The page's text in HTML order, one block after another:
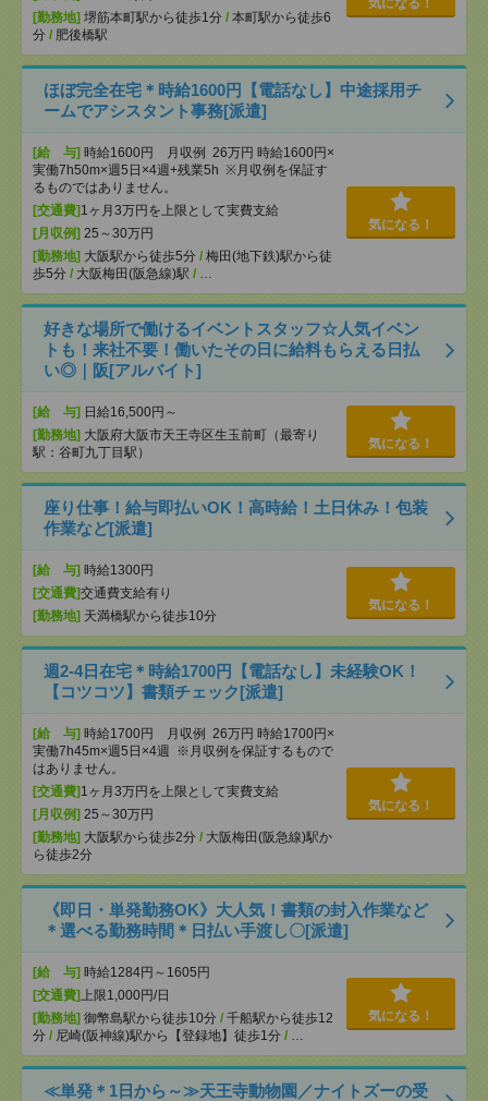
[勤務地] 堺筋本町駅から徒歩1分 / 本町駅から徒歩6
分 / 肥後橋駅
気になる！
ほぼ完全在宅＊時給1600円【電話なし】中途採用チ
ームでアシスタント事務[派遣]
[給 与] 時給1600円 月収例 26万円 時給1600円×
実働7h50m×週5日×4週+残業5h ※月収例を保証す
るものではありません。
[交通費] 1ヶ月3万円を上限として実費支給
[月収例] 25～30万円
[勤務地] 大阪駅から徒歩5分 / 梅田(地下鉄)駅から徒
歩5分 / 大阪梅田(阪急線)駅 / …
気になる！
好きな場所で働けるイベントスタッフ☆人気イベン
トも！来社不要！働いたその日に給料もらえる日払
い◎｜阪[アルバイト]
[給 与] 日給16,500円～
[勤務地] 大阪府大阪市天王寺区生玉前町（最寄り
駅：谷町九丁目駅）
気になる！
座り仕事！給与即払いOK！高時給！土日休み！包装
作業など[派遣]
[給 与] 時給1300円
[交通費]交通費支給有り
[勤務地] 天満橋駅から徒歩10分
気になる！
週2-4日在宅＊時給1700円【電話なし】未経験OK！
【コツコツ】書類チェック[派遣]
[給 与] 時給1700円 月収例 26万円 時給1700円×
実働7h45m×週5日×4週 ※月収例を保証するもので
はありません。
[交通費] 1ヶ月3万円を上限として実費支給
[月収例] 25～30万円
[勤務地] 大阪駅から徒歩2分 / 大阪梅田(阪急線)駅か
ら徒歩2分
気になる！
《即日・単発勤務OK》大人気！書類の封入作業など
＊選べる勤務時間＊日払い手渡し〇[派遣]
[給 与] 時給1284円～1605円
[交通費] 上限1,000円/日
[勤務地] 御幣島駅から徒歩10分 / 千船駅から徒歩12
分 / 尼崎(阪神線)駅から【登録地】徒歩1分 / …
気になる！
≪単発＊1日から～≫天王寺動物園／ナイトズーの受